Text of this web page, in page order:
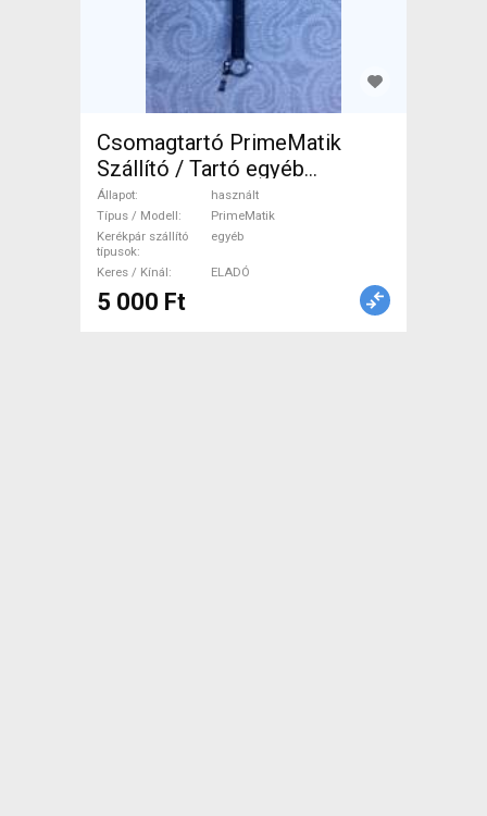
Csomagtartó PrimeMatik
Szállító / Tartó egyéb
használt ELADÓ
Állapot
használt
Típus / Modell
PrimeMatik
Kerékpár szállító
típusok
egyéb
Keres / Kínál ELADÓ
5 000 Ft